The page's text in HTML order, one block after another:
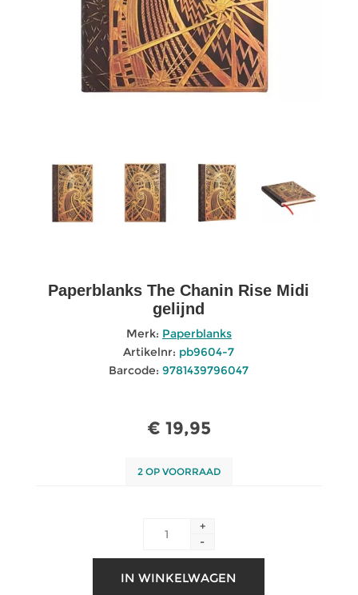
Paperblanks The Chanin Rise Midi
gelijnd
Merk: Paperblanks
Artikelnr: pb9604-7
Barcode: 9781439796047
€ 19,95
2 OP VOORRAAD
+
-